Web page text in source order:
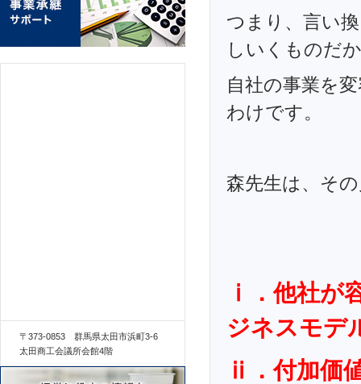
つまり、言い
しいくものだ
自社の事業を
わけです。
森先生は、そ
ⅰ．他社が
ジネスモデ
ⅱ．付加価
〒373-0853 群馬県太田市浜町3-6
太田商工会議所会館4階